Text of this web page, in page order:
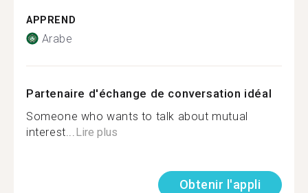
APPREND
Arabe
Partenaire d'échange de conversation idéal
Someone who wants to talk about mutual
interest... Lire plus
Obtenir l'appli